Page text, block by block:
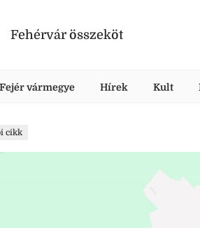
Fehérvár összeköt
Fejér vármegye Hírek Kult
cikk